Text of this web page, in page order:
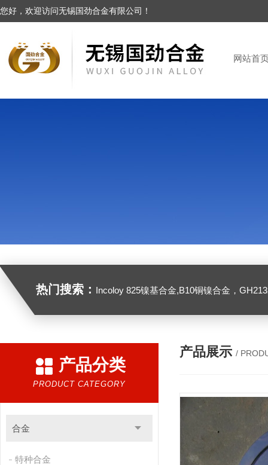
您好，欢迎访问无锡国劲合金有限公司！
网站首
热门搜索： Incoloy 825镍基合金,B10铜镍合金，GH2132高温合金，C276
产品分类
PRODUCT CATEGORY
合金
特种合金
产品展示 /